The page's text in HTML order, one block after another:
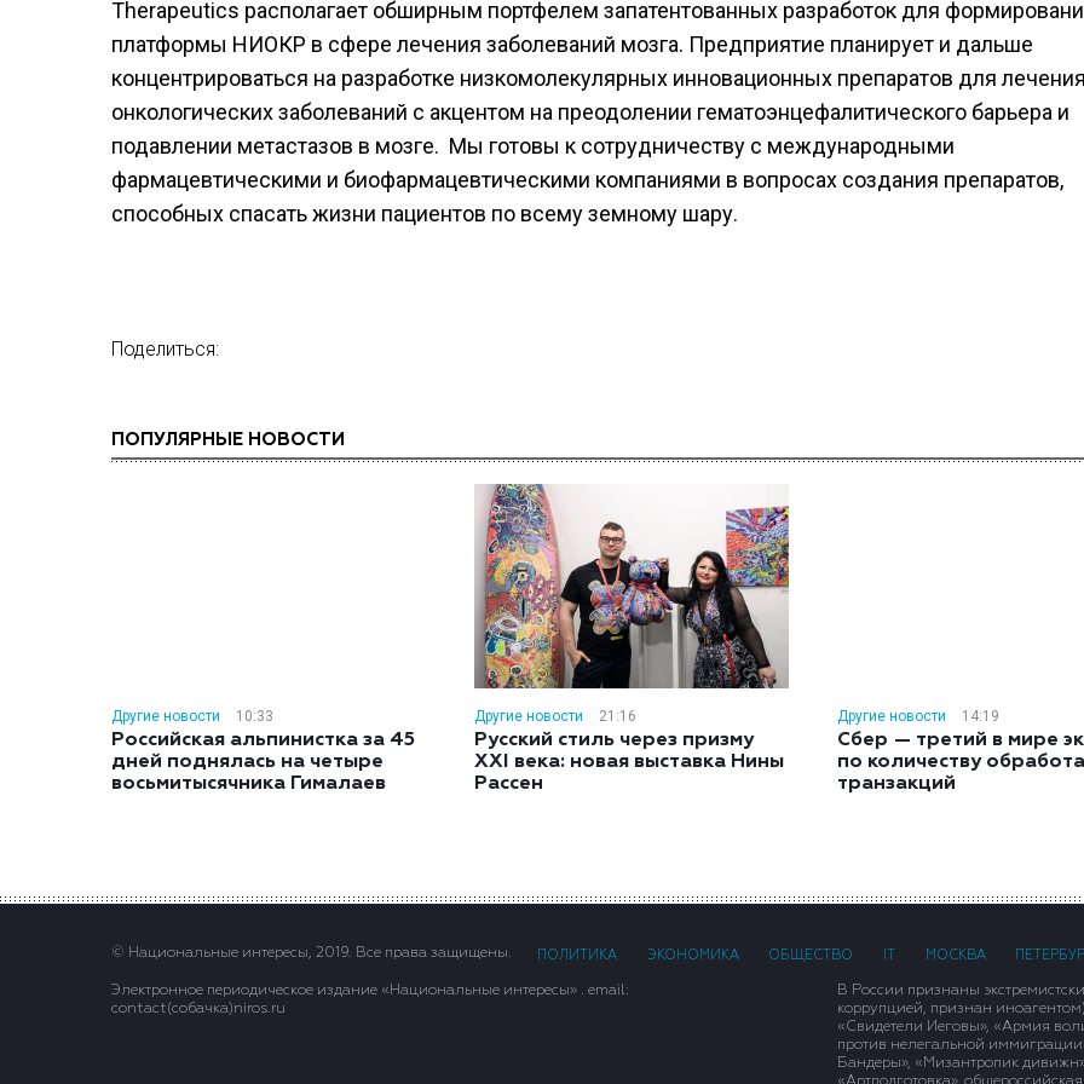
Therapeutics располагает обширным портфелем запатентованных разработок для
платформы НИОКР в сфере лечения заболеваний мозга. Предприятие планирует и дальше
концентрироваться на разработке низкомолекулярных инновационных препаратов для
онкологических заболеваний с акцентом на преодолении гематоэнцефалитического барьера и
подавлении метастазов в мозге. Мы готовы к сотрудничеству с международными
фармацевтическими и биофармацевтическими компаниями в вопросах создания препаратов,
способных спасать жизни пациентов по всему земному шару.
Поделиться:
ПОПУЛЯРНЫЕ НОВОСТИ
Другие новости 10:33
Российская альпинистка за 45
дней поднялась на четыре
восьмитысячника Гималаев
Другие новости 21:16
Русский стиль через призму
XXI века: новая выставка Нины
Рассен
Другие новости 14:19
Сбер — третий в мире
по количеству
транзакций
© Национальные интересы, 2019. Все права защищены. ПОЛИТИКА ЭКОНОМИКА ОБЩЕСТВО МОСКВА
Электронное периодическое издание «Национальные интересы» . email:
contact(сoбaчка)niros.ru
В России признаны
коррупцией, признан
«Свидетели Иеговы», «Армия
против нелегальной
Бандеры», «Мизантропик